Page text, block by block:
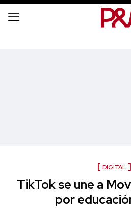
DIGITAL
TikTok se une a
por